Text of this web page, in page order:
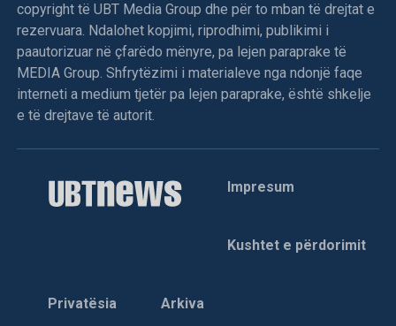
copyright të UBT Media Group dhe për to mban të drejtat e
rezervuara. Ndalohet kopjimi, riprodhimi, publikimi i
paautorizuar në çfarëdo mënyre, pa lejen paraprake të
MEDIA Group. Shfrytëzimi i materialeve nga ndonjë faqe
interneti a medium tjetër pa lejen paraprake, është shkelje
e të drejtave të autorit.
Impresum
Kushtet e përdorimit
Privatësia Arkiva